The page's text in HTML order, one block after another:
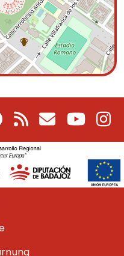
Facebook
RSS E-Mail Youtube